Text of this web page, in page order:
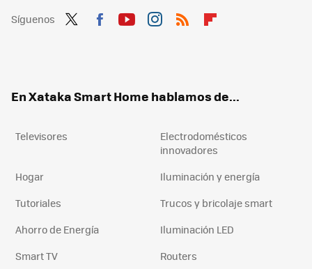
Síguenos
En Xataka Smart Home hablamos de...
Televisores
Electrodomésticos
innovadores
Hogar
Iluminación y energía
Tutoriales
Trucos y bricolaje smart
Ahorro de Energía
Iluminación LED
Smart TV
Routers